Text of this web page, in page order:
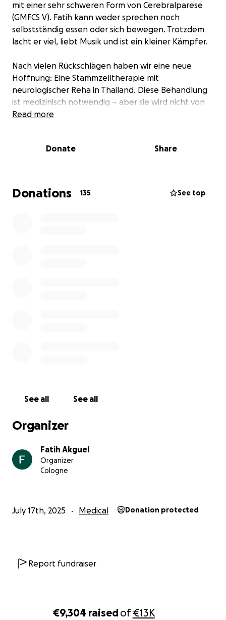
€9,304 raisedof€13K
mit einer sehr schweren Form von Cerebralparese
(GMFCS V). Fatih kann weder sprechen noch
selbstständig essen oder sich bewegen. Trotzdem
lacht er viel, liebt Musik und ist ein kleiner Kämpfer.
Nach vielen Rückschlägen haben wir eine neue
Hoffnung: Eine Stammzelltherapie mit
neurologischer Reha in Thailand. Diese Behandlung
ist medizinisch notwendig – aber sie wird nicht von
der Krankenkasse übernommen.
haben bereits unser gesamtes Erspartes eingesetzt
eurer Hilfe schaffen, die Behandlung zu finanzieren,
könnten wir das Ersparte wieder für ein sicheres
Von Herzen danke.
Read more
Donate Share
Donations 135 See top
See all See all
Organizer
Fatih Akguel
Organizer
Cologne
July 17th, 2025 Medical Donation protected
Report fundraiser